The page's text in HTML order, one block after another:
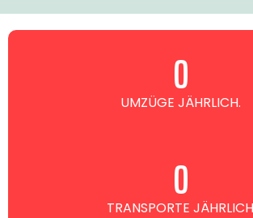
UMZÜGE JÄHRLICH.
0
TRANSPORTE
0